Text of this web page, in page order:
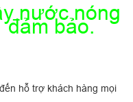
nước nóng
đảm bảo.
hỗ trợ khách hàng mọi